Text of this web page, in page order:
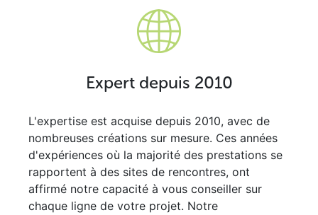
Expert depuis 2010
L'expertise est acquise depuis 2010, avec de
nombreuses créations sur mesure. Ces années
d'expériences où la majorité des prestations se
rapportent à des sites de rencontres, ont
affirmé notre capacité à vous conseiller sur
chaque ligne de votre projet. Notre